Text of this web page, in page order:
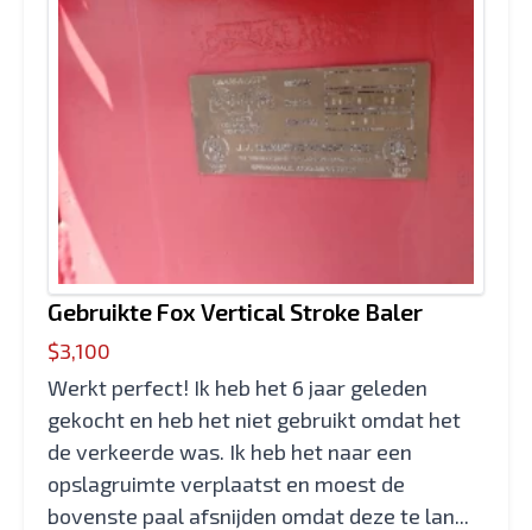
Gebruikte Fox Vertical Stroke Baler
$3,100
Werkt perfect! Ik heb het 6 jaar geleden
gekocht en heb het niet gebruikt omdat het
de verkeerde was. Ik heb het naar een
opslagruimte verplaatst en moest de
bovenste paal afsnijden omdat deze te lan...